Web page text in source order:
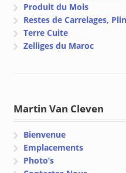
Produit du Mois
Restes de Carrelages,
Terre Cuite
Zelliges du Maroc
Martin Van Cleven
Bienvenue
Emplacements
Photo’s